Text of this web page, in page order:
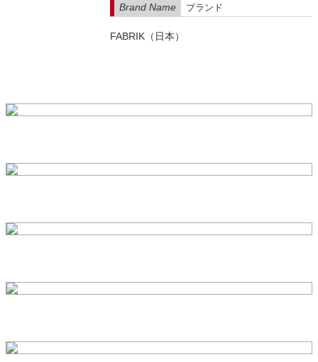
Brand Name ブランド
FABRIK（日本）